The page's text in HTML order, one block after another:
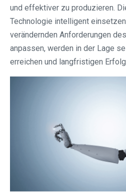
und effektiver zu produzieren.
Technologie intelligent
verändernden Anforderungen
anpassen, werden in der Lage
erreichen und langfristigen